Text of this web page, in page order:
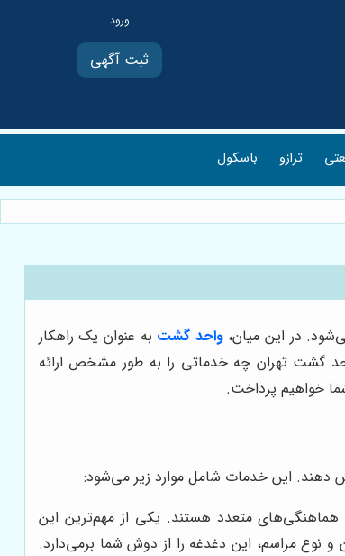
ثبت آگهی
ترازو باسکول
در این میان،واحد گشت به عنوان یک راهکار
گشت تهران چه خدماتی را به طور مشخص ارائه
خواهیم پرداخت.
دهند. این خدمات شامل موارد زیر می‌شود:
هماهنگی‌های متعدد هستند. یکی از مهم‌ترین این
نوع مراسم، این دغدغه را از دوش شما برمی‌دارد.